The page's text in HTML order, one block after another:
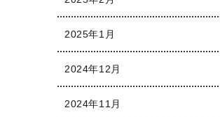
2025年1月
2024年12月
2024年11月